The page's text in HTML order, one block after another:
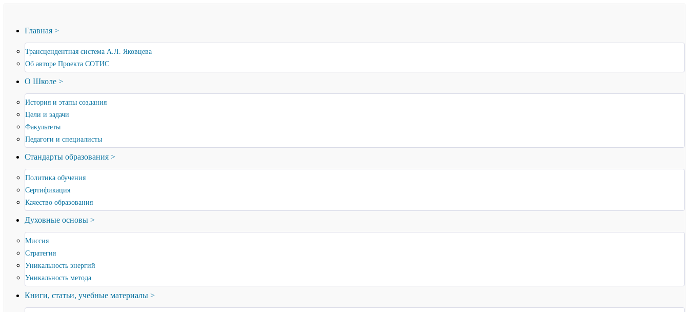
Главная >
Трансцендентная система А.Л. Яковцева
Об авторе Проекта СОТИС
О Школе >
История и этапы создания
Цели и задачи
Факультеты
Педагоги и специалисты
Стандарты образования >
Политика обучения
Сертификация
Качество образования
Духовные основы >
Миссия
Стратегия
Уникальность энергий
Уникальность метода
Книги, статьи, учебные материалы >